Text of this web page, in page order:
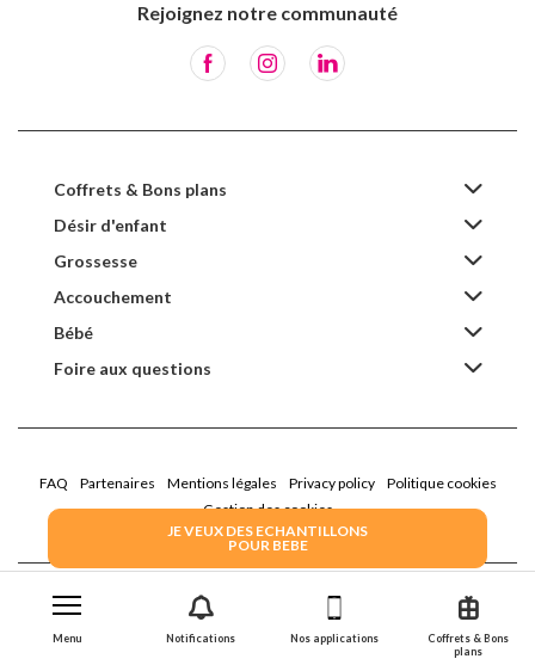
Coffrets & Bons
plans
Nos applications
Notifications
Menu
JE VEUX DES ECHANTILLONS
POUR BEBE
Rejoignez notre communauté
Coffrets & Bons plans
Désir d'enfant
Grossesse
Accouchement
Bébé
Foire aux questions
FAQ Partenaires Mentions légales Privacy policy
Politique cookies
Gestion des cookies
2022 Family Service - la Boîte Rose